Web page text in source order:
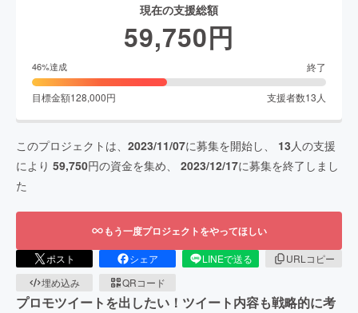
現在の支援総額
59,750円
46%達成 終了
目標金額128,000円 支援者数13 人
このプロジェクトは、 2023/11/07に募集を開始し、 13 人の支援
により 59,750円の資金を集め、 2023/12/17に募集を終了しまし
た
もう一度プロジェクトをやってほしい
ポスト シェア LINEで送る
URLコピー
埋め込み
QRコード
プロモツイートを出したい！ツイート内容も戦略的に考